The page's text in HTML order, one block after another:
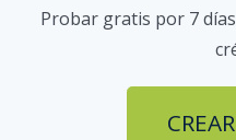
Probar gratis por 7